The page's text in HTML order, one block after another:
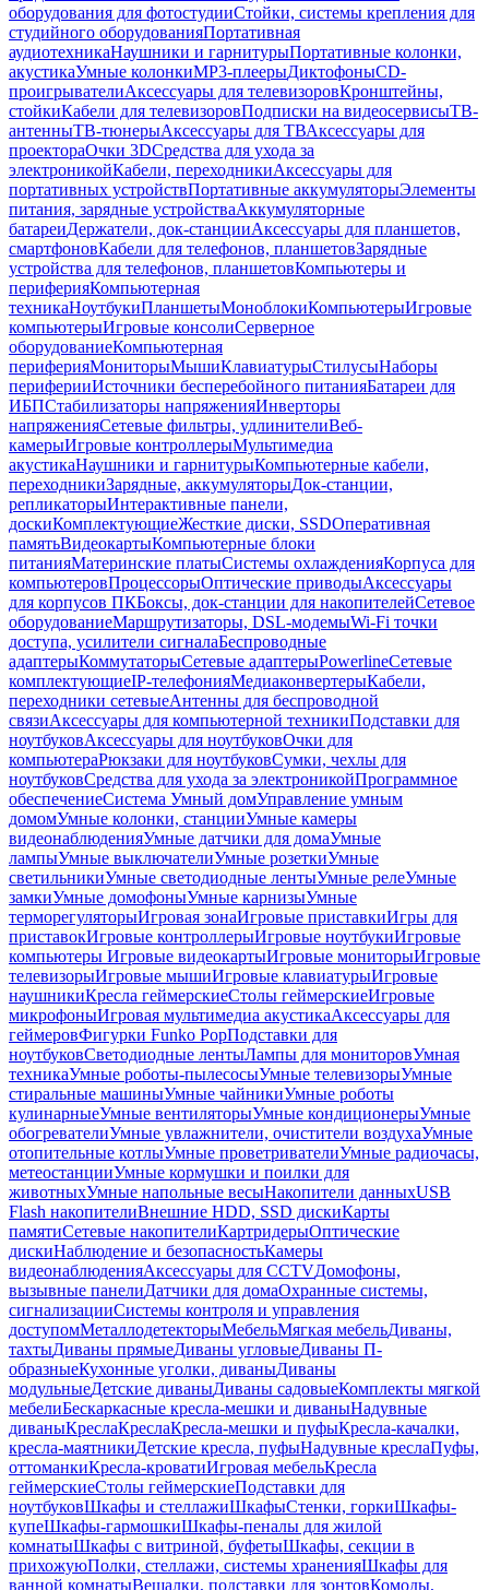
оборудования для фотостудииСтойки, системы крепления для
студийного оборудованияПортативная
аудиотехникаНаушники и гарнитурыПортативные колонки,
акустикаУмные колонкиMP3-плеерыДиктофоныCD-
проигрывателиАксессуары для телевизоровКронштейны,
стойкиКабели для телевизоровПодписки на видеосервисыТВ-
антенныТВ-тюнерыАксессуары для ТВАксессуары для
проектораОчки 3DСредства для ухода за
электроникойКабели, переходникиАксессуары для
портативных устройствПортативные аккумуляторыЭлементы
питания, зарядные устройстваАккумуляторные
батареиДержатели, док-станцииАксессуары для планшетов,
смартфоновКабели для телефонов, планшетовЗарядные
устройства для телефонов, планшетовКомпьютеры и
периферияКомпьютерная
техникаНоутбукиПланшетыМоноблокиКомпьютерыИгровые
компьютерыИгровые консолиСерверное
оборудованиеКомпьютерная
периферияМониторыМышиКлавиатурыСтилусыНаборы
периферииИсточники бесперебойного питанияБатареи для
ИБПСтабилизаторы напряженияИнверторы
напряженияСетевые фильтры, удлинителиВеб-
камерыИгровые контроллерыМультимедиа
акустикаНаушники и гарнитурыКомпьютерные кабели,
переходникиЗарядные, аккумуляторыДок-станции,
репликаторыИнтерактивные панели,
доскиКомплектующиеЖесткие диски, SSDОперативная
памятьВидеокартыКомпьютерные блоки
питанияМатеринские платыСистемы охлажденияКорпуса для
компьютеровПроцессорыОптические приводыАксессуары
для корпусов ПКБоксы, док-станции для накопителейСетевое
оборудованиеМаршрутизаторы, DSL-модемыWi-Fi точки
доступа, усилители сигналаБеспроводные
адаптерыКоммутаторыСетевые адаптерыPowerlineСетевые
комплектующиеIP-телефонияМедиаконвертерыКабели,
переходники сетевыеАнтенны для беспроводной
связиАксессуары для компьютерной техникиПодставки для
ноутбуковАксессуары для ноутбуковОчки для
компьютераРюкзаки для ноутбуковСумки, чехлы для
ноутбуковСредства для ухода за электроникойПрограммное
обеспечениеСистема Умный домУправление умным
домомУмные колонки, станцииУмные камеры
видеонаблюденияУмные датчики для домаУмные
лампыУмные выключателиУмные розеткиУмные
светильникиУмные светодиодные лентыУмные релеУмные
замкиУмные домофоныУмные карнизыУмные
терморегуляторыИгровая зонаИгровые приставкиИгры для
приставокИгровые контроллерыИгровые ноутбукиИгровые
компьютеры Игровые видеокартыИгровые мониторыИгровые
телевизорыИгровые мышиИгровые клавиатурыИгровые
наушникиКресла геймерскиеСтолы геймерскиеИгровые
микрофоныИгровая мультимедиа акустикаАксессуары для
геймеровФигурки Funko PopПодставки для
ноутбуковСветодиодные лентыЛампы для мониторовУмная
техникаУмные роботы-пылесосыУмные телевизорыУмные
стиральные машиныУмные чайникиУмные роботы
кулинарныеУмные вентиляторыУмные кондиционерыУмные
обогревателиУмные увлажнители, очистители воздухаУмные
отопительные котлыУмные проветривателиУмные радиочасы,
метеостанцииУмные кормушки и поилки для
животныхУмные напольные весыНакопители данныхUSB
Flash накопителиВнешние HDD, SSD дискиКарты
памятиСетевые накопителиКартридерыОптические
дискиНаблюдение и безопасностьКамеры
видеонаблюденияАксессуары для CCTVДомофоны,
вызывные панелиДатчики для домаОхранные системы,
сигнализацииСистемы контроля и управления
доступомМеталлодетекторыМебельМягкая мебельДиваны,
тахтыДиваны прямыеДиваны угловыеДиваны П-
образныеКухонные уголки, диваныДиваны
модульныеДетские диваныДиваны садовыеКомплекты мягкой
мебелиБескаркасные кресла-мешки и диваныНадувные
диваныКреслаКреслаКресла-мешки и пуфыКресла-качалки,
кресла-маятникиДетские кресла, пуфыНадувные креслаПуфы,
оттоманкиКресла-кроватиИгровая мебельКресла
геймерскиеСтолы геймерскиеПодставки для
ноутбуковШкафы и стеллажиШкафыСтенки, горкиШкафы-
купеШкафы-гармошкиШкафы-пеналы для жилой
комнатыШкафы с витриной, буфетыШкафы, секции в
прихожуюПолки, стеллажи, системы храненияШкафы для
ванной комнатыВешалки, подставки для зонтовКомоды,